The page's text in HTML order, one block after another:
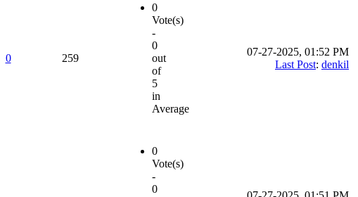
0 259
0
Vote(s)
-
0
out
of
5
in
Average
07-27-2025, 01:52 PM
Last Post: denkil
0
Vote(s)
-
0